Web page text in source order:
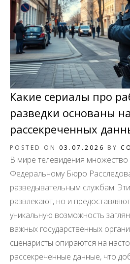
Какие сериалы про
разведки основаны на
рассекреченных
POSTED ON 03.07.2026 BY
В мире телевидения
Федеральному Бюро
разведывательным службам.
развлекают, но и
уникальную возможность
важных государственных
сценаристы опираются на
рассекреченные данные, что